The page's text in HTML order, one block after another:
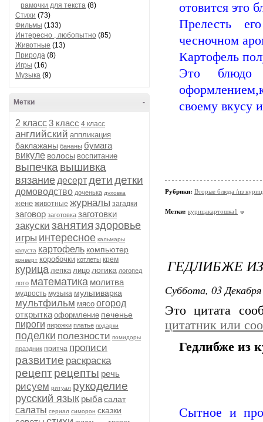
рамочки для текста (8)
Стихи (73)
Фильмы (133)
Интересно , любопытно (85)
Животные (13)
Природа (8)
Игры (16)
Музыка (9)
-
Метки
2 класс3 класс 4 класс
английский аппликация
баклажаны бананы бумага
викуле волосы воспитание
выпечка вышивка
вязание десертдетидетки
домоводство доченька духовка
жене животные журналы загадки
заговор заготовка заготовки
закуски занятия здоровье
игры интересное кальмары
капуста картофель компьютер
конверт коробочки котлеты крем
курица лепка лицо логика логопед
лото математика молитва
мудрость музыка мультиварка
мультфильм мясо огород
открытка оформление печенье
пироги пирожки платье подарки
поделки полезности помидоры
праздник притча прописи
развитие раскраска
рецептрецепты речь
рисуем ритуал рукоделие
русский язык рыбасалат
салаты сериал симорон сказки
отовится это
Прелесть
чесночном
Картофель
Это блюдо
своему вкусу
Рубрики: Вторые блюда /из
Метки: курицакартошка1
ГЕДЛИБЖЕ
Суббота, 03
Это цитата
цитатник или
Гедлибже из
Сытное и